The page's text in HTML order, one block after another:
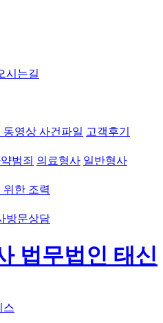
시는길
동영상 사건파일 고객후기
범죄 의료형사 일반형사
위한 조력
방문상담
법무법인 태신
스